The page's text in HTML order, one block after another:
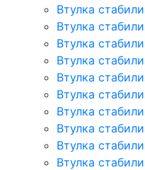
Втулка
Втулка
Втулка
Втулка
Втулка
Втулка
Втулка
Втулка
Втулка
Втулка